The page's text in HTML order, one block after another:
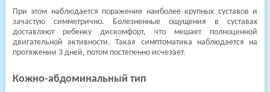
При этом наблюдается поражение наиболее крупных суставов и
зачастую симметрично. Болезненные ощущения в суставах
доставляют ребенку дискомфорт, что мешает полноценной
двигательной активности. Такая симптоматика наблюдается на
протяжении 3 дней, потом постепенно исчезает.
Кожно-абдоминальный тип